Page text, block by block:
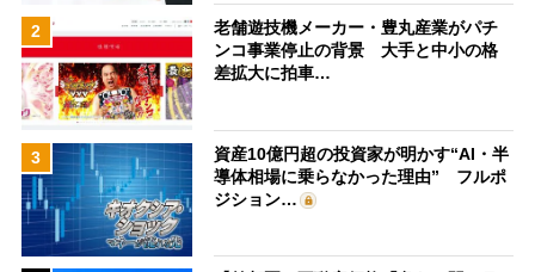
2
老舗遊技機メーカー・豊丸産業がパチ
ンコ事業停止の背景 大手と中小の格
差拡大に拍車…
3
資産10億円超の投資家が明かす“AI・半
導体相場に乗らなかった理由” フルポ
ジション…